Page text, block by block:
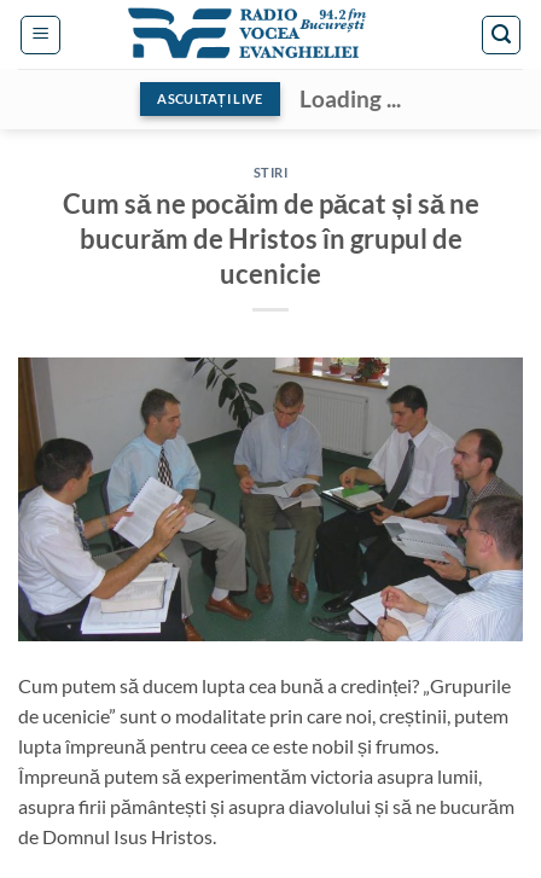
Skip
ASCULTAȚI LIVE Loading ...
STIRI
Cum să ne pocăim de păcat și să ne
bucurăm de Hristos în grupul de
ucenicie
Cum putem să ducem lupta cea bună a credinței? „Grupurile
de ucenicie” sunt o modalitate prin care noi, creștinii, putem
lupta împreună pentru ceea ce este nobil și frumos.
Împreună putem să experimentăm victoria asupra lumii,
asupra firii pământești și asupra diavolului și să ne bucurăm
de Domnul Isus Hristos.